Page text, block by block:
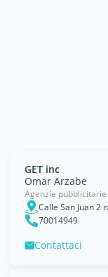
GET inc
Omar Arzabe
Agenzie pubblicitarie
Calle San Juan 2
70014949
Contattaci